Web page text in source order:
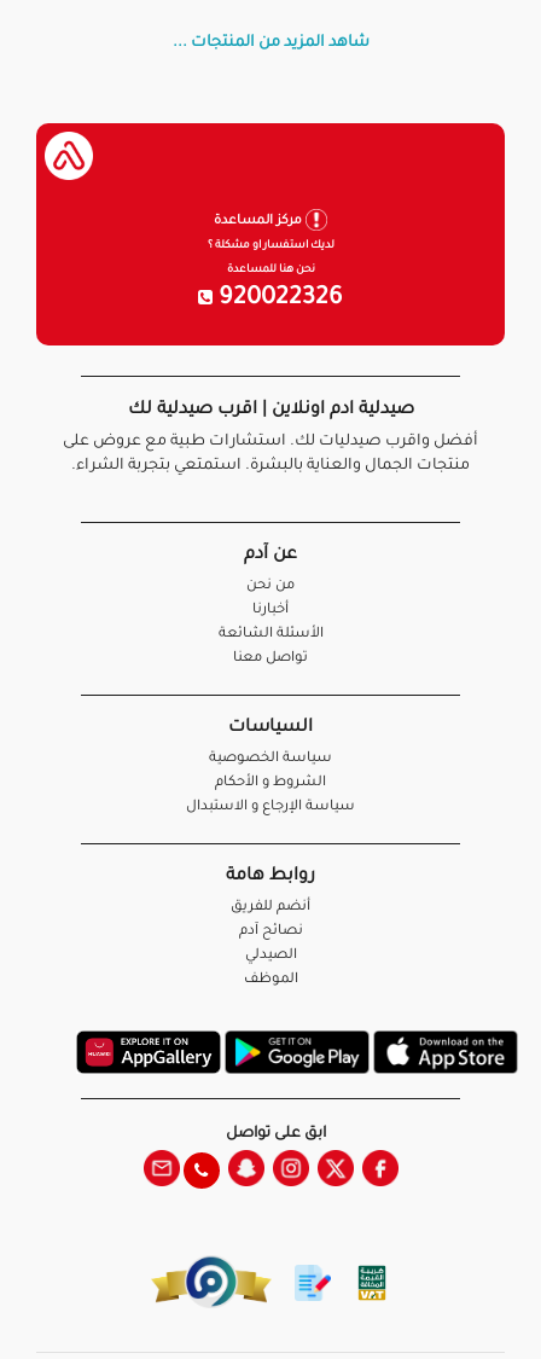
شاهد المزيد من المنتجات ...
مركز المساعدة
لديك استفسار او مشكلة ؟
نحن هنا للمساعدة
920022326
صيدلية ادم اونلاين | اقرب صيدلية لك
أفضل واقرب صيدليات لك. استشارات طبية مع عروض على
منتجات الجمال والعناية بالبشرة. استمتعي بتجربة الشراء.
عن آدم
من نحن
أخبارنا
الأسئلة الشائعة
تواصل معنا
السياسات
سياسة الخصوصية
الشروط و الأحكام
سياسة الإرجاع و الاستبدال
روابط هامة
أنضم للفريق
نصائح آدم
الصيدلي
الموظف
ابق على تواصل